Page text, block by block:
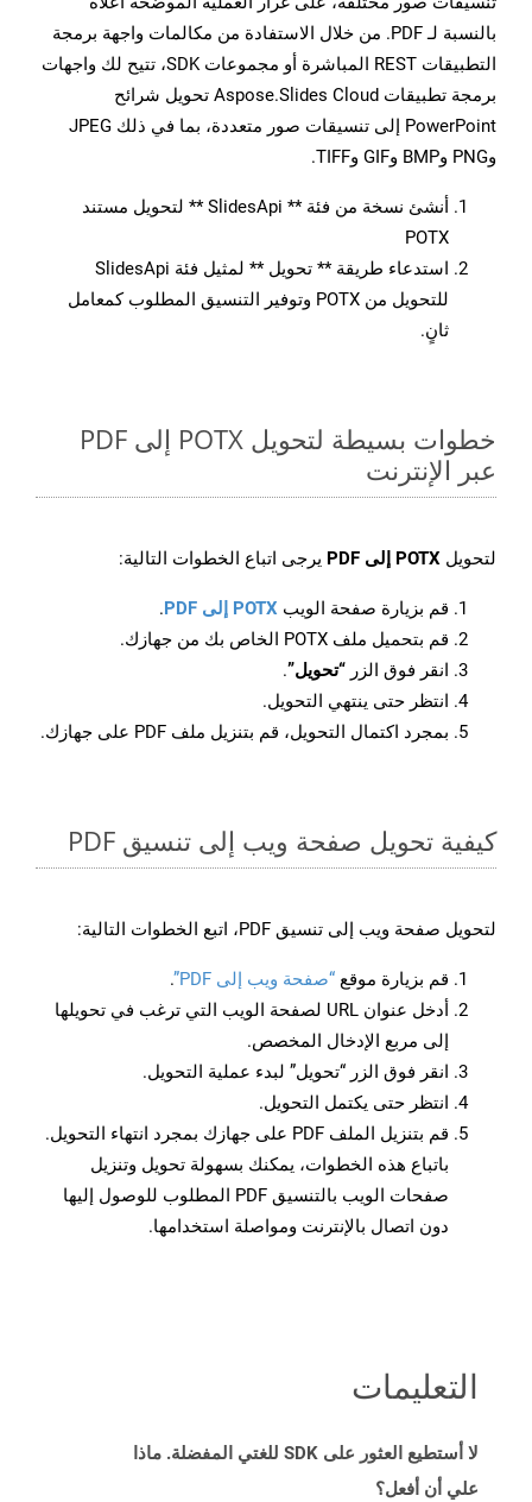
بالنسبة لـ PDF. من خلال الاستفادة من مكالمات واجهة برمجة
التطبيقات REST المباشرة أو مجموعات SDK، تتيح لك واجهات
برمجة تطبيقات Aspose.Slides Cloud تحويل شرائح
PowerPoint إلى تنسيقات صور متعددة، بما في ذلك JPEG
وPNG وBMP وGIF وTIFF.
أنشئ نسخة من فئة ** SlidesApi ** لتحويل مستند
POTX
استدعاء طريقة ** تحويل ** لمثيل فئة SlidesApi
للتحويل من POTX وتوفير التنسيق المطلوب كمعامل
ثانٍ.
خطوات بسيطة لتحويل POTX إلى PDF
عبر الإنترنت
لتحويل POTX إلى PDF يرجى اتباع الخطوات التالية:
قم بزيارة صفحة الويب POTX إلى PDF
.
قم بتحميل ملف POTX الخاص بك من جهازك.
انقر فوق الزر “تحويل”.
انتظر حتى ينتهي التحويل.
بمجرد اكتمال التحويل، قم بتنزيل ملف PDF على جهازك.
كيفية تحويل صفحة ويب إلى تنسيق PDF
لتحويل صفحة ويب إلى تنسيق PDF، اتبع الخطوات التالية:
قم بزيارة موقع “صفحة ويب إلى PDF”
.
أدخل عنوان URL لصفحة الويب التي ترغب في تحويلها
إلى مربع الإدخال المخصص.
انقر فوق الزر “تحويل” لبدء عملية التحويل.
انتظر حتى يكتمل التحويل.
قم بتنزيل الملف PDF على جهازك بمجرد انتهاء التحويل.
باتباع هذه الخطوات، يمكنك بسهولة تحويل وتنزيل
صفحات الويب بالتنسيق PDF المطلوب للوصول إليها
دون اتصال بالإنترنت ومواصلة استخدامها.
التعليمات
لا أستطيع العثور على SDK للغتي المفضلة. ماذا
علي أن أفعل؟